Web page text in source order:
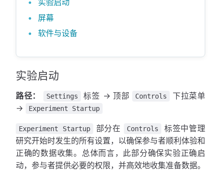
实验启动
屏幕
软件与设备
实验启动
路径： Settings 标签 → 顶部 Controls
下拉菜单
→
Experiment Startup
Experiment Startup 部分在 Controls
标签中管理
研究开始时发生的所有设置，以确保参与者顺利体验和
正确的数据收集。总体而言，此部分确保实验正确启
动，参与者提供必要的权限，并高效地收集准备数据。